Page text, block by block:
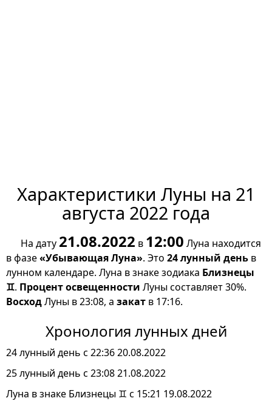
Характеристики Луны на 21
августа 2022 года
На дату 21.08.2022 в 12:00 Луна находится
в фазе«Убывающая Луна». Это 24 лунный день в
лунном календаре. Луна в знаке зодиака Близнецы
♊. Процент освещенности Луны составляет 30%.
ВосходЛуны в 23:08, а закат в 17:16.
Хронология лунных дней
24 лунный день с 22:36 20.08.2022
25 лунный день с 23:08 21.08.2022
Луна в знаке Близнецы ♊ с 15:21 19.08.2022